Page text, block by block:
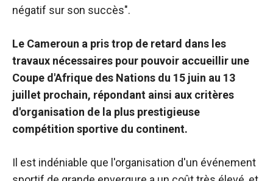
négatif sur son succès".
Le Cameroun a pris trop de retard dans les
travaux nécessaires pour pouvoir accueillir une
Coupe d'Afrique des Nations du 15 juin au 13
juillet prochain, répondant ainsi aux critères
d'organisation de la plus prestigieuse
compétition sportive du continent.
Il est indéniable que l'organisation d'un événement